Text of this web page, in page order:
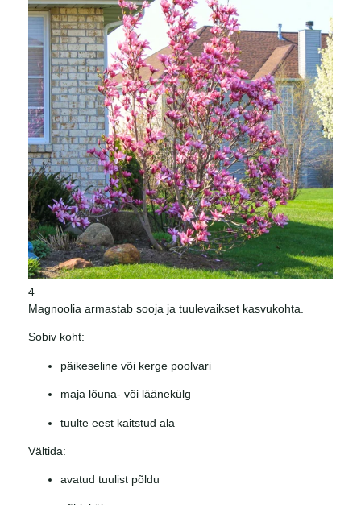
4
Magnoolia armastab sooja ja tuulevaikset kasvukohta.
Sobiv koht:
päikeseline või kerge poolvari
maja lõuna- või läänekülg
tuulte eest kaitstud ala
Vältida:
avatud tuulist põldu